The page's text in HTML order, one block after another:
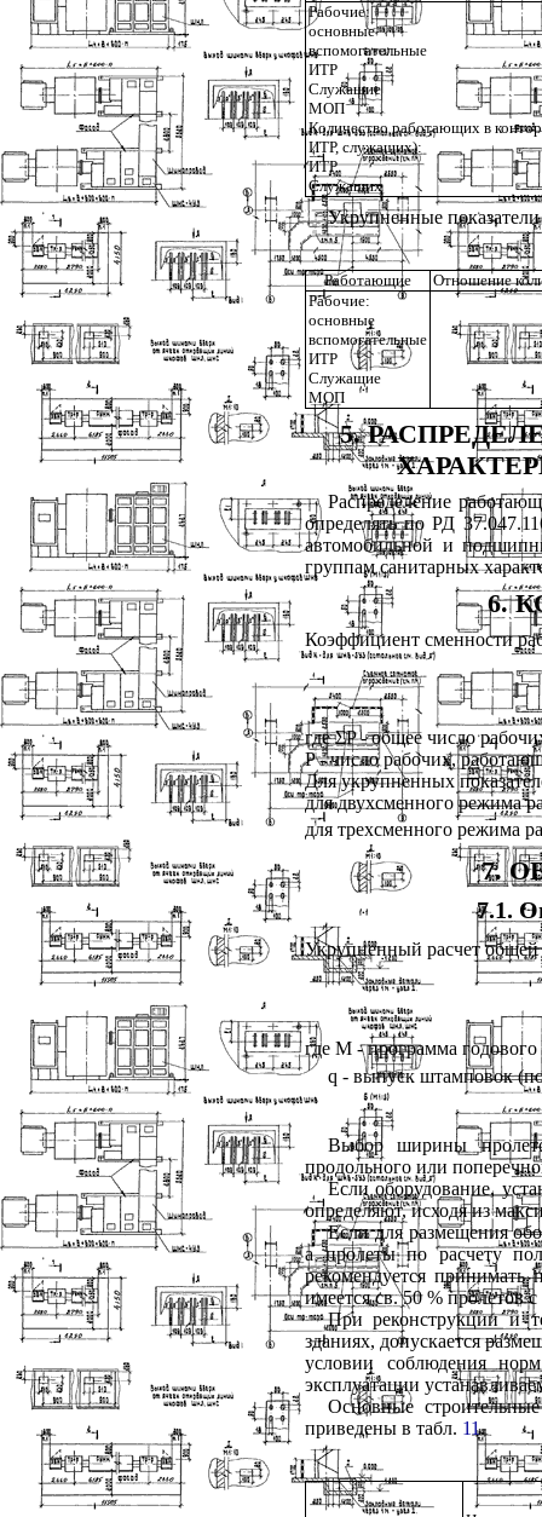
Рабочие:
основные
вспомогательные
ИТР
Служащие
МОП
Количество работающих в
ИТР, служащих):
ИТР
Служащих
Укрупненные
Работающие
Отношение
Рабочие:
основные
вспомогательные
ИТР
Служащие
МОП
5.
Распределение
определять по РД
автомобильной и
группам санитарных
6.
Коэффициент сменности
где ΣP - общее число
P - число рабочих,
Для укрупненных
для двухсменного режима
для трехсменного режима
7.
7.1.
Укрупненный расчет
где M - программа
q - выпуск штамповок
Выбор ширины
продольного или
Если оборудование,
определяют, исходя из
Если для размещения
а пролеты по расчету
рекомендуется
имеется св. 50 % пролетов
При реконструкции и
зданиях, допускается
условии соблюдения
эксплуатации
Основные
приведены в табл. 11.